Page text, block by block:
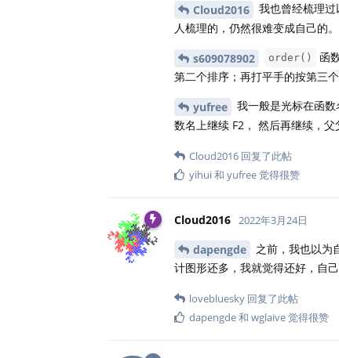
Cloud2016
我也曾经梳理
人梳理的，仍然很难变成自己的
s609078902 order()
函
第二个排序；再打平手的按第三
yufree
我一般是光标在函
数名上继续 F2， 然后再继续，父
Cloud2016 回复了此帖
yihui和 yufree觉得很赞
Cloud2016 2022年3月24日
dapengde
之前，我也以为
计图形还多，我就觉得还好，自
lovebluesky 回复了此帖
dapengde和 wglaive觉得很赞